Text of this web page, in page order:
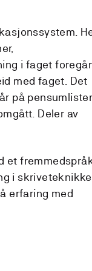
i faget foregår
med faget. Det
på
Deler av
et
i
erfaring med